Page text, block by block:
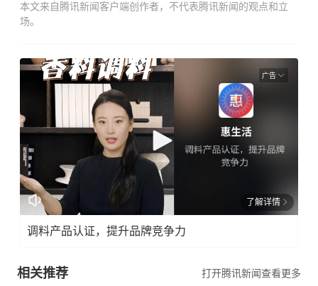
本文来自腾讯新闻客户端创作者，不代表腾讯新闻的观点和立
场。
广告
了解详情
调料产品认证，提升品牌竞争力
相关推荐 打开腾讯新闻查看更多